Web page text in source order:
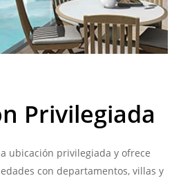
Privilegiada
ubicación privilegiada y ofrece
con departamentos, villas y